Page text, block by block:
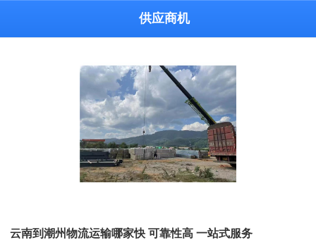
供应商机
云南到潮州物流运输哪家快 可靠性高 一站式服务